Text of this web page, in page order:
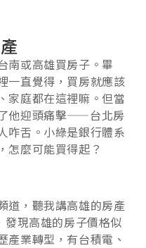
南或高雄買房子。畢
一直覺得，買房就應該
家庭都在這裡嘛。但當
他迎頭痛擊——台北房
咋舌。小綠是銀行體系
怎麼可能買得起？
道，聽我講高雄的房產
現高雄的房子價格似
產業轉型，有台積電、